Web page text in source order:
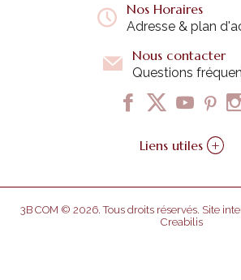
Nos Horaires
Adresse & plan
Nous contacter
Questions
Liens utiles +
3B COM © 2026. Tous droits réservés. Site
Creabilis